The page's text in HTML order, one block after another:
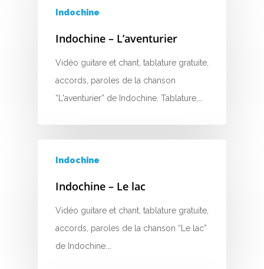
Indochine
Indochine – L’aventurier
Vidéo guitare et chant, tablature gratuite,
accords, paroles de la chanson
“L'aventurier” de Indochine. Tablature,…
Indochine
Indochine – Le lac
Vidéo guitare et chant, tablature gratuite,
accords, paroles de la chanson “Le lac”
de Indochine.…
K
L
M
N
Q
R